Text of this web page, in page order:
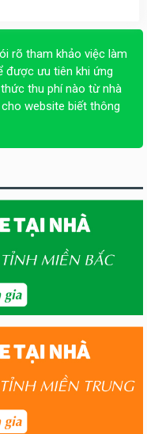
rõ tham khảo việc làm
được ưu tiên khi ứng
thu phí nào từ nhà
website biết thông